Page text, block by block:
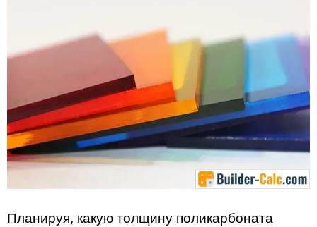
Планируя, какую толщину поликарбоната